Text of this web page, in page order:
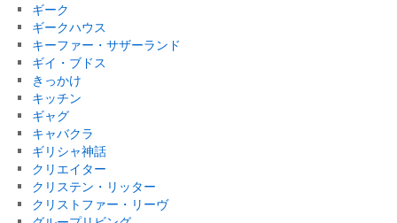
ギーク
ギークハウス
キーファー・サザーランド
ギイ・ブドス
きっかけ
キッチン
ギャグ
キャバクラ
ギリシャ神話
クリエイター
クリステン・リッター
クリストファー・リーヴ